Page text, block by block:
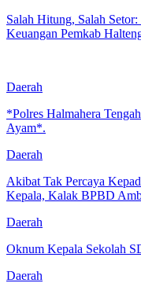
Salah Hitung, Salah
Keuangan Pemkab
Daerah
*Polres Halmahera
Ayam*.
Daerah
Akibat Tak Percaya
Kepala, Kalak BPBD
Daerah
Oknum Kepala Sekolah
Daerah